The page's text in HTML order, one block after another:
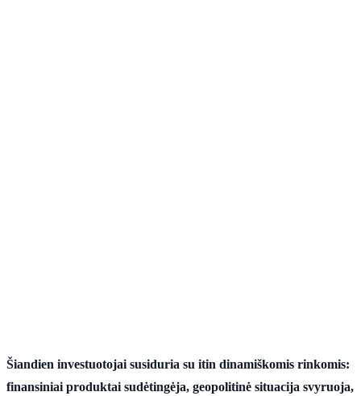
Šiandien investuotojai susiduria su itin dinamiškomis rinkomis:
finansiniai produktai sudėtingėja, geopolitinė situacija svyruoja,